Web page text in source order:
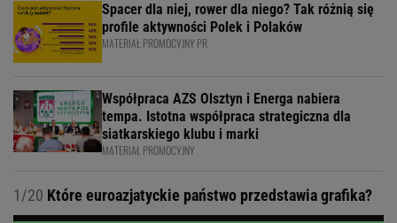
Spacer dla niej, rower dla niego? Tak różnią się
profile aktywności Polek i Polaków
MATERIAŁ PROMOCYJNY PR
Współpraca AZS Olsztyn i Energa nabiera
tempa. Istotna współpraca strategiczna dla
siatkarskiego klubu i marki
MATERIAŁ PROMOCYJNY
1/20 Które euroazjatyckie państwo przedstawia grafika?